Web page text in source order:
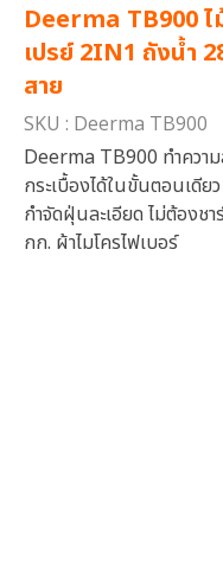
Deerma TB900
เปรย์ 2IN1 ถังน้ำ
สาย
SKU : Deerma TB900
Deerma TB900 ทำควา
กระเบื้องได้ในขั้นตอนเดี
กำจัดฝุ่นละเอียด ไม่ต้องช
กก. ผ้าไมโครไฟเบอร์